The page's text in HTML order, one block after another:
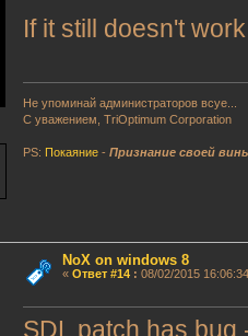
If it still doesn't
Не упоминай администраторов всуе...
С уважением, TriOptimum Corporation
PS: Покаяние -Признание своей
NoX on windows 8
« Ответ #14: 08/02/2015
SDL patch has bug